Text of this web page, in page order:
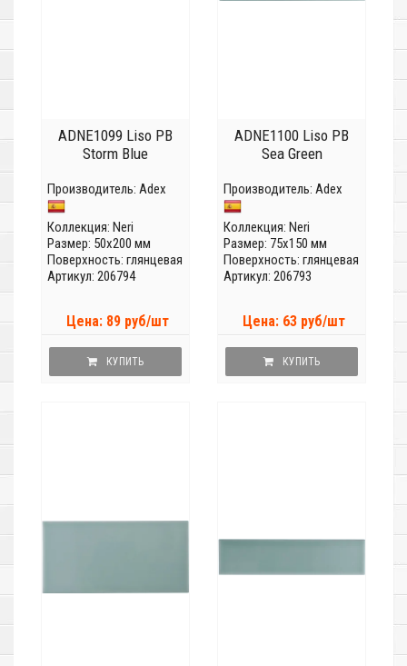
ADNE1099 Liso PB
Storm Blue
Производитель: Adex
Коллекция: Neri
Размер: 50x200 мм
Поверхность: глянцевая
Артикул: 206794
Цена: 89 руб/шт
КУПИТЬ
ADNE1100 Liso PB
Sea Green
Производитель: Adex
Коллекция: Neri
Размер: 75x150 мм
Поверхность: глянцевая
Артикул: 206793
Цена: 63 руб/шт
КУПИТЬ